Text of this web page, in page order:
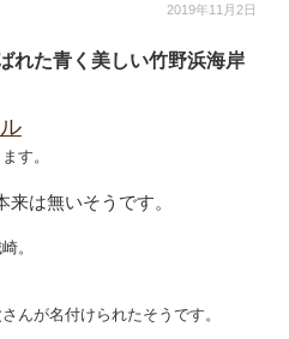
2019年11月2日
れた青く美しい竹野浜海岸
す。
は無いそうです。
。
んが名付けられたそうです。